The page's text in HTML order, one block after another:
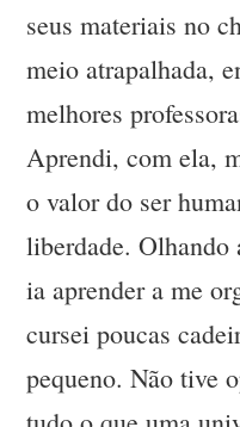
seus materiais no
meio atrapalhada,
melhores
Aprendi, com ela,
o valor do ser
liberdade. Olhando
ia aprender a me
cursei poucas
pequeno. Não tive